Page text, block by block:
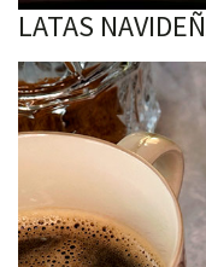
LATAS